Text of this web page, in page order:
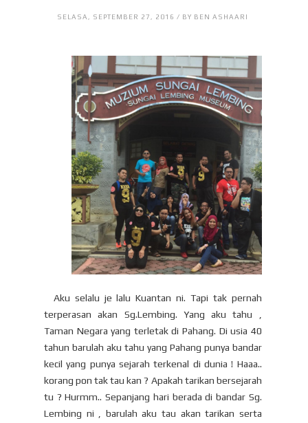
SELASA, SEPTEMBER 27, 2016 / BY BEN ASHAARI
Aku selalu je lalu Kuantan ni. Tapi tak pernah
terperasan akan Sg.Lembing. Yang aku tahu ,
Taman Negara yang terletak di Pahang. Di usia 40
tahun barulah aku tahu yang Pahang punya bandar
kecil yang punya sejarah terkenal di dunia ! Haaa..
korang pon tak tau kan ? Apakah tarikan bersejarah
tu ? Hurmm.. Sepanjang hari berada di bandar Sg.
Lembing ni , barulah aku tau akan tarikan serta